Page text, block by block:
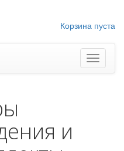
Корзина пуста
и